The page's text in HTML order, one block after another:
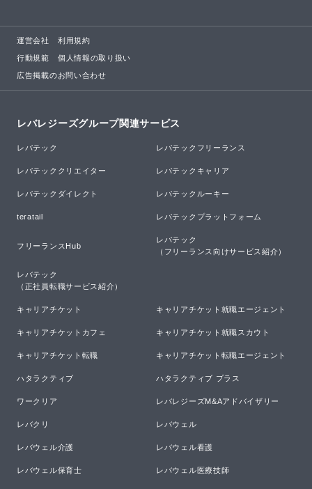
運営会社 利用規約
行動規範 個人情報の取り扱い
広告掲載のお問い合わせ
レバレジーズグループ関連サービス
レバテック レバテックフリーランス
レバテッククリエイター レバテックキャリア
レバテックダイレクト レバテックルーキー
teratail レバテックプラットフォーム
フリーランスHub
レバテック
（フリーランス向けサービス紹介）
レバテック
（正社員転職サービス紹介）
キャリアチケット キャリアチケット就職エージェント
キャリアチケットカフェ キャリアチケット就職スカウト
キャリアチケット転職 キャリアチケット転職エージェント
ハタラクティブ ハタラクティブ プラス
ワークリア レバレジーズM&Aアドバイザリー
レバクリ レバウェル
レバウェル介護 レバウェル看護
レバウェル保育士 レバウェル医療技師